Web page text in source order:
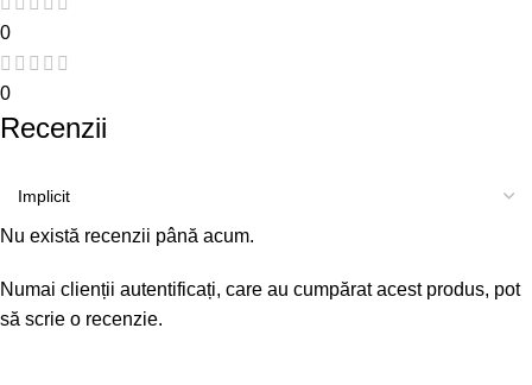
0
0
Recenzii
Nu există recenzii până acum.
Numai clienții autentificați, care au cumpărat acest produs, pot
să scrie o recenzie.